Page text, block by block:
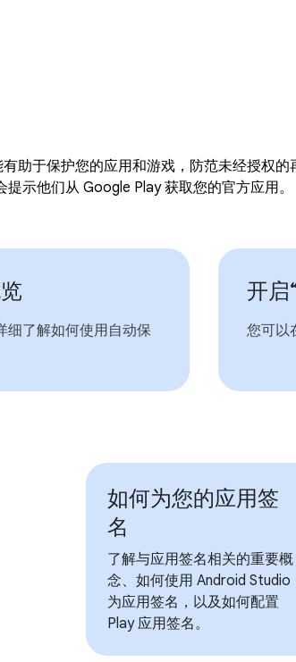
助于保护您的应用和游戏，防范未经授权
示他们从 Google Play 获取您的官方应用。
细了解如何使用自动保
开启
您可以
如何为您的应用签
名
了解与应用签名相关的重要概
念、如何使用 Android Studio
为应用签名，以及如何配置
Play 应用签名。